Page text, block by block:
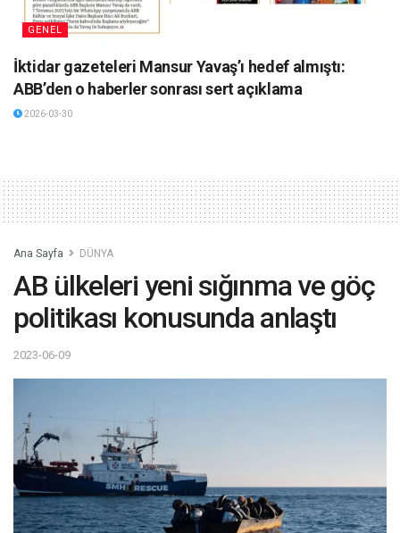
GENEL
İktidar gazeteleri Mansur Yavaş’ı hedef almıştı:
ABB’den o haberler sonrası sert açıklama
2026-03-30
Ana Sayfa DÜNYA
AB ülkeleri yeni sığınma ve göç
politikası konusunda anlaştı
2023-06-09